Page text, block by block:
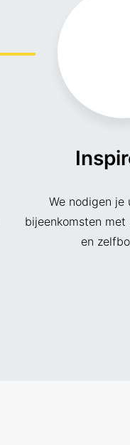
We nodigen je
bijeenkomsten
en